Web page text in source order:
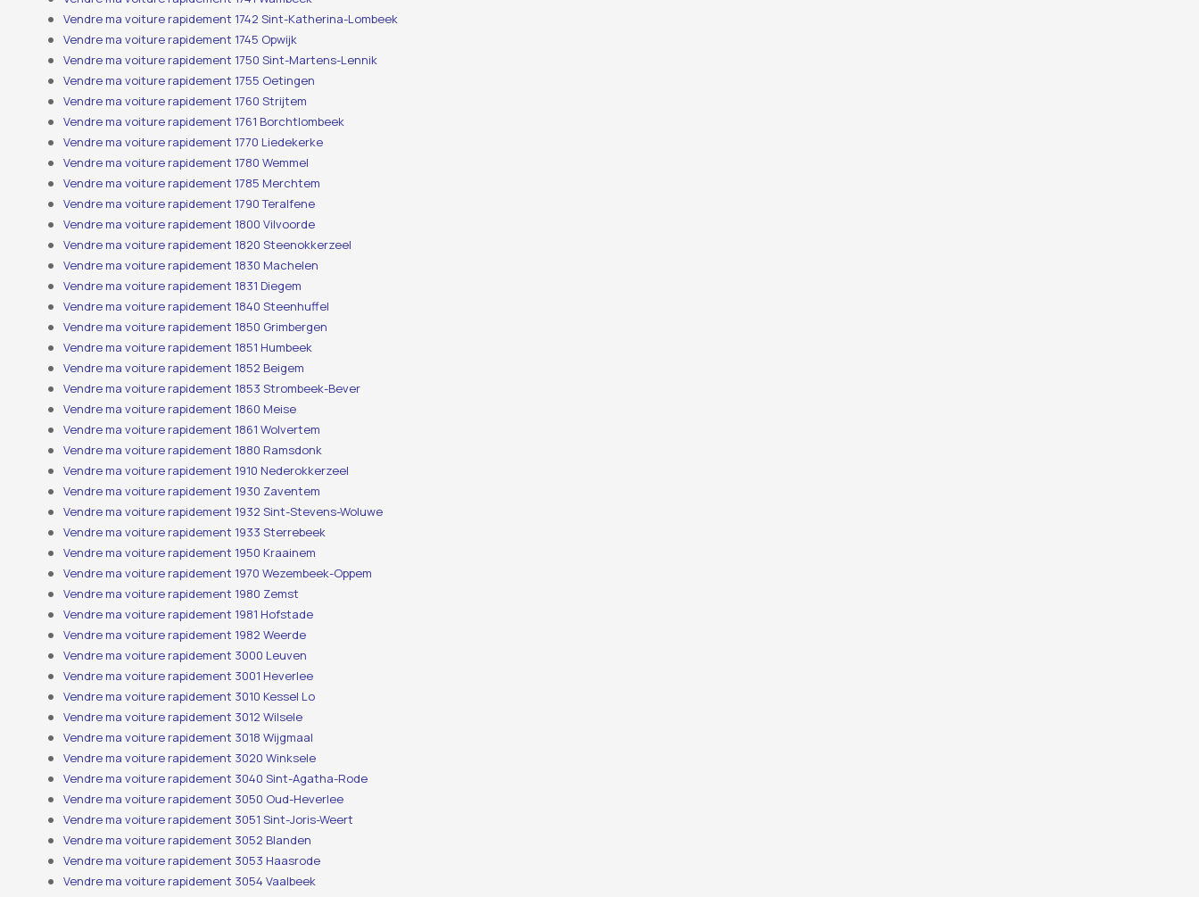
Vendre ma voiture rapidement 1742 Sint-Katherina-Lombeek
Vendre ma voiture rapidement 1745 Opwijk
Vendre ma voiture rapidement 1750 Sint-Martens-Lennik
Vendre ma voiture rapidement 1755 Oetingen
Vendre ma voiture rapidement 1760 Strijtem
Vendre ma voiture rapidement 1761 Borchtlombeek
Vendre ma voiture rapidement 1770 Liedekerke
Vendre ma voiture rapidement 1780 Wemmel
Vendre ma voiture rapidement 1785 Merchtem
Vendre ma voiture rapidement 1790 Teralfene
Vendre ma voiture rapidement 1800 Vilvoorde
Vendre ma voiture rapidement 1820 Steenokkerzeel
Vendre ma voiture rapidement 1830 Machelen
Vendre ma voiture rapidement 1831 Diegem
Vendre ma voiture rapidement 1840 Steenhuffel
Vendre ma voiture rapidement 1850 Grimbergen
Vendre ma voiture rapidement 1851 Humbeek
Vendre ma voiture rapidement 1852 Beigem
Vendre ma voiture rapidement 1853 Strombeek-Bever
Vendre ma voiture rapidement 1860 Meise
Vendre ma voiture rapidement 1861 Wolvertem
Vendre ma voiture rapidement 1880 Ramsdonk
Vendre ma voiture rapidement 1910 Nederokkerzeel
Vendre ma voiture rapidement 1930 Zaventem
Vendre ma voiture rapidement 1932 Sint-Stevens-Woluwe
Vendre ma voiture rapidement 1933 Sterrebeek
Vendre ma voiture rapidement 1950 Kraainem
Vendre ma voiture rapidement 1970 Wezembeek-Oppem
Vendre ma voiture rapidement 1980 Zemst
Vendre ma voiture rapidement 1981 Hofstade
Vendre ma voiture rapidement 1982 Weerde
Vendre ma voiture rapidement 3000 Leuven
Vendre ma voiture rapidement 3001 Heverlee
Vendre ma voiture rapidement 3010 Kessel Lo
Vendre ma voiture rapidement 3012 Wilsele
Vendre ma voiture rapidement 3018 Wijgmaal
Vendre ma voiture rapidement 3020 Winksele
Vendre ma voiture rapidement 3040 Sint-Agatha-Rode
Vendre ma voiture rapidement 3050 Oud-Heverlee
Vendre ma voiture rapidement 3051 Sint-Joris-Weert
Vendre ma voiture rapidement 3052 Blanden
Vendre ma voiture rapidement 3053 Haasrode
Vendre ma voiture rapidement 3054 Vaalbeek